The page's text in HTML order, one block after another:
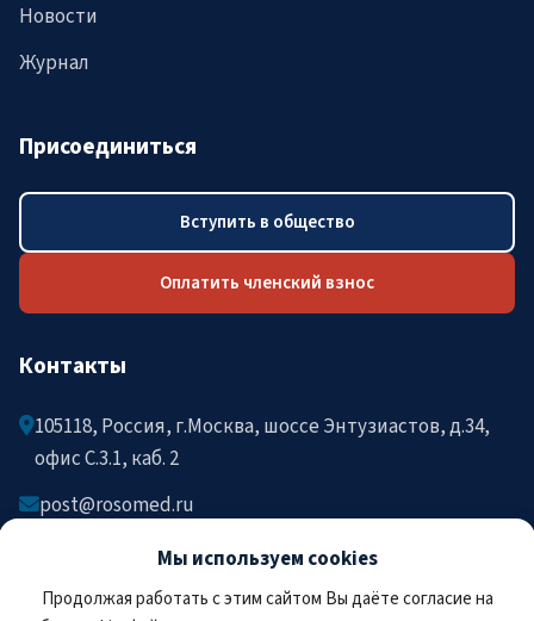
Мы используем cookies
Продолжая работать с этим сайтом Вы даёте согласие на
Новости
Журнал
Присоединиться
Вступить в общество
Оплатить членский взнос
Контакты
105118, Россия, г.Москва, шоссе Энтузиастов, д.34,
офис C.3.1, каб. 2
post@rosomed.ru
+7-903-729-09-87